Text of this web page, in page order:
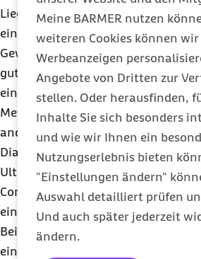
Meine BARMER nutzen
weiteren Cookies können wir
Werbeanzeigen
Angebote von Dritten zur
stellen. Oder herausfinden,
Inhalte Sie sich besonders
und wie wir Ihnen ein
Nutzungserlebnis bieten
"Einstellungen ändern"
Auswahl detailliert prüfen
Und auch später jederzeit
ändern.
Liegt tatsächlich ein
eine genaue Untersuchung des
Gewebes, um festzustellen, ob die
gutartig oder bösartig sind. Handelt
einen bösartigen Tumor, wird
Metastasen in Knochen,
anderen Organen gebildet hat. Als
Diagnose kommen hier
Ultraschalluntersuchung der Leber,
Computertomographie von Lunge
eine Knochenszintigraphie in
Bei der Knochenszintigraphie
eine radioaktiv markierte Substanz